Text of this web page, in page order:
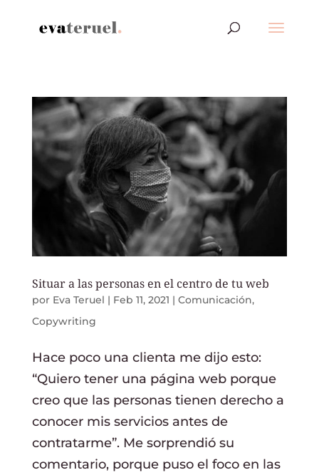
Situar a las personas en el centro de tu web
por Eva Teruel | Feb 11, 2021 | Comunicación,
Copywriting
Hace poco una clienta me dijo esto:
“Quiero tener una página web porque
creo que las personas tienen derecho a
conocer mis servicios antes de
contratarme”. Me sorprendió su
comentario, porque puso el foco en las